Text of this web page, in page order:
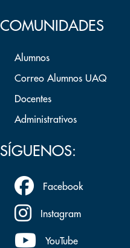
COMUNIDADES
Alumnos
Correo Alumnos UAQ
Docentes
Administrativos
SÍGUENOS:
Facebook
Instagram
YouTube